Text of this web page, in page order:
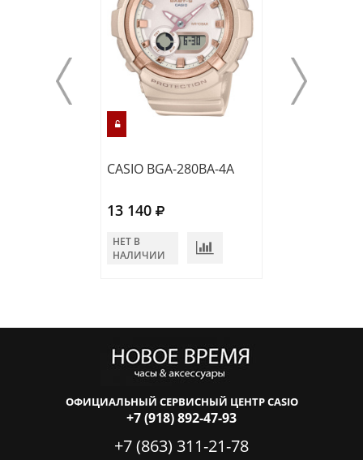
CASIO BGA-280BA-4A
13 140
НЕТ В
НАЛИЧИИ
ОФИЦИАЛЬНЫЙ СЕРВИСНЫЙ ЦЕНТР CASIO
+7 (918) 892-47-93
+7 (863) 311-21-78